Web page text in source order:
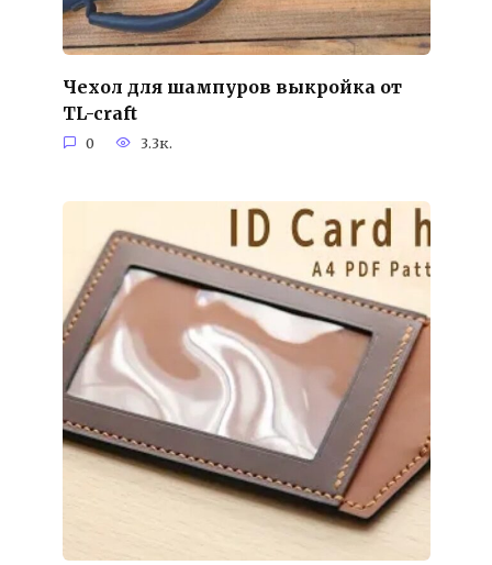
Чехол для шампуров выкройка от
TL-craft
0 3.3к.